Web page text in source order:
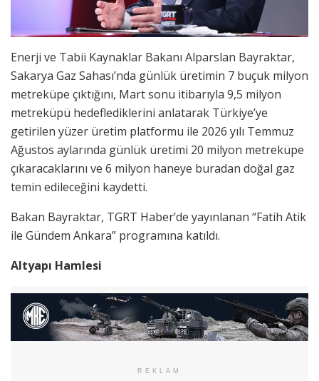
Enerji ve Tabii Kaynaklar Bakanı Alparslan Bayraktar,
Sakarya Gaz Sahası’nda günlük üretimin 7 buçuk milyon
metreküpe çıktığını, Mart sonu itibarıyla 9,5 milyon
metreküpü hedeflediklerini anlatarak Türkiye’ye
getirilen yüzer üretim platformu ile 2026 yılı Temmuz
Ağustos aylarında günlük üretimi 20 milyon metreküpe
çıkaracaklarını ve 6 milyon haneye buradan doğal gaz
temin edileceğini kaydetti.
Bakan Bayraktar, TGRT Haber’de yayınlanan “Fatih Atik
ile Gündem Ankara” programına katıldı.
Altyapı Hamlesi
REKLAM